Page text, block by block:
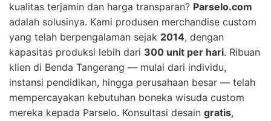
kualitas terjamin dan harga transparan? Parselo.com
adalah solusinya. Kami produsen merchandise custom
yang telah berpengalaman sejak 2014, dengan
kapasitas produksi lebih dari 300 unit per hari. Ribuan
klien di Benda Tangerang — mulai dari individu,
instansi pendidikan, hingga perusahaan besar — telah
mempercayakan kebutuhan boneka wisuda custom
mereka kepada Parselo. Konsultasi desain gratis,